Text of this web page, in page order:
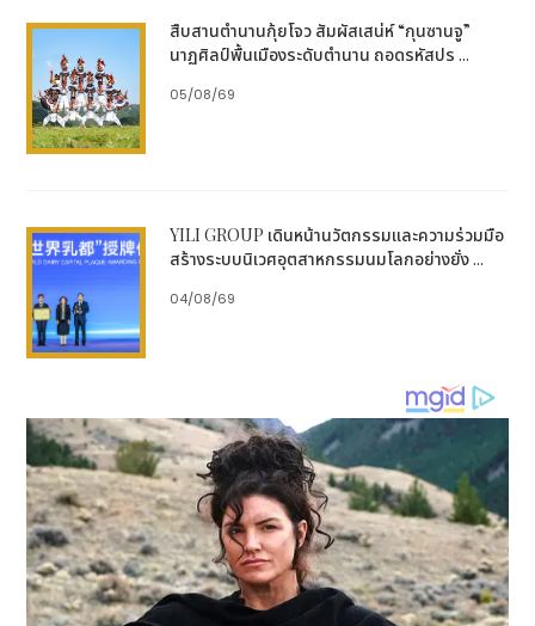
สืบสานตำนานกุ้ยโจว สัมผัสเสน่ห์ “กุนซานจู”
นาฏศิลป์พื้นเมืองระดับตำนาน ถอดรหัสปร ...
05/08/69
YILI GROUP เดินหน้านวัตกรรมและความร่วมมือ
สร้างระบบนิเวศอุตสาหกรรมนมโลกอย่างยั่ง ...
04/08/69